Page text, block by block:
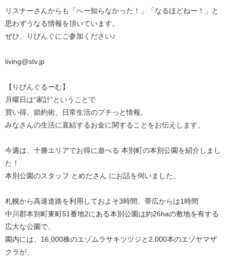
リスナーさんからも「へー知らなかった！」「なるほどねー！」と
思わずうなる情報を頂いています。
ぜひ、りびんぐにご参加ください♪
living@stv.jp
【りびんぐるーむ】
月曜日は“家計”ということで
買い得、節約術、日常生活のプチっと情報。
みなさんの生活に直結するお金に関することをお伝えします。
今週は、十勝エリアでお得に遊べる 本別町の本別公園を紹介しまし
た！
本別公園のスタッフ とめださん にお話を伺いました。
札幌から高速道路を利用しておよそ3時間、帯広からは1時間
中川郡本別町東町51番地2にある本別公園は約26haの敷地を有する
広大な公園で、
園内には、16,000株のエゾムラサキツツジと2,000本のエゾヤマザ
クラが、